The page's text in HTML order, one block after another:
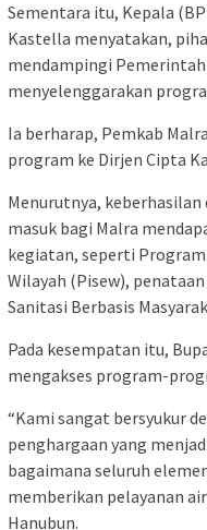
Sementara itu, Kepala
Kastella menyatakan,
mendampingi
menyelenggarakan
Ia berharap, Pemkab
program ke Dirjen Cipta
Menurutnya,
masuk bagi Malra
kegiatan, seperti
Wilayah (Pisew),
Sanitasi Berbasis
Pada kesempatan itu,
mengakses program-
“Kami sangat bersyukur
penghargaan yang
bagaimana seluruh
memberikan pelayanan
Hanubun.